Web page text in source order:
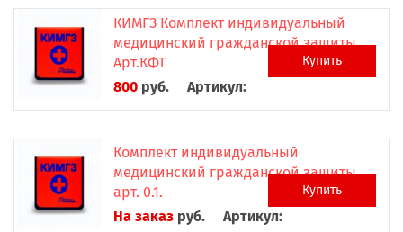
КИМГЗ Комплект индивидуальный
медицинский гражданской защиты
Арт.КФТ
800 руб. Артикул:
Купить
Комплект индивидуальный
медицинский гражданской защиты
арт. 0.1.
На заказ руб. Артикул:
Купить